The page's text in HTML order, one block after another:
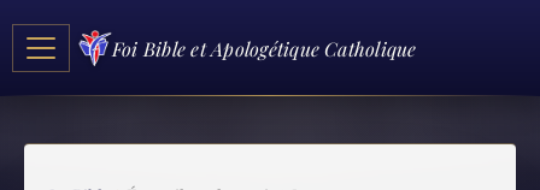
Foi Bible et Apologétique Catholique